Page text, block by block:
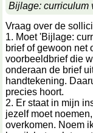
Bijlage: curriculum
Vraag over de
1. Moet 'Bijlage:
brief of gewoon net
voorbeeldbrief die
onderaan de brief
handtekening.
precies hoort.
2. Er staat in mijn
jezelf moet
overkomen. Noem